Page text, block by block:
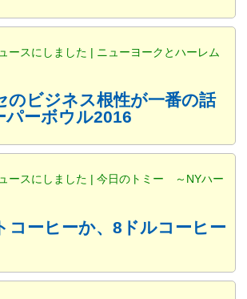
ースにしました | ニューヨークとハーレム
のビジネス根性が一番の話
パーボウル2016
ースにしました | 今日のトミー ～NYハー
コーヒーか、8ドルコーヒー